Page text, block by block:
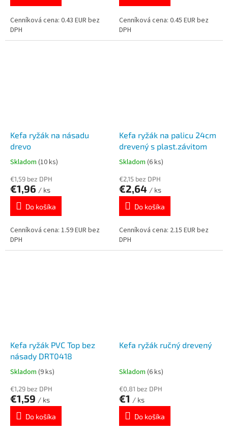
Cenníková cena: 0.43 EUR bez
DPH
Cenníková cena: 0.45 EUR bez
DPH
Kefa ryžák na násadu
drevo
Skladom (10 ks)
€1,59 bez DPH
€1,96 / ks
Do košíka
Cenníková cena: 1.59 EUR bez
DPH
Kefa ryžák na palicu 24cm
drevený s plast.závitom
Skladom (6 ks)
€2,15 bez DPH
€2,64 / ks
Do košíka
Cenníková cena: 2.15 EUR bez
DPH
Kefa ryžák PVC Top bez
násady DRT0418
Skladom (9 ks)
€1,29 bez DPH
€1,59 / ks
Do košíka
Kefa ryžák ručný drevený
Skladom (6 ks)
€0,81 bez DPH
€1 / ks
Do košíka